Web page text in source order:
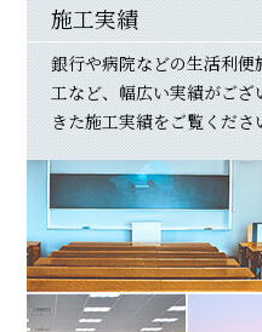
施工実績
銀行や病院などの生活利
工など、幅広い実績がご
きた施工実績をご覧くださ